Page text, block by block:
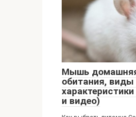
Мышь
обитания, виды
и видео)